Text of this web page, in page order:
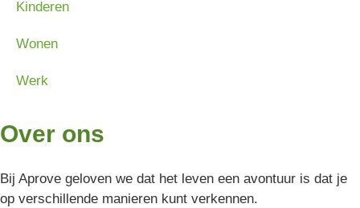
Kinderen
Wonen
Werk
Over ons
Bij Aprove geloven we dat het leven een avontuur is dat je
op verschillende manieren kunt verkennen.